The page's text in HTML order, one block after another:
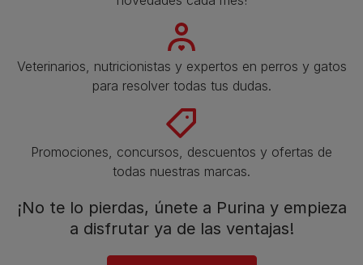
Veterinarios, nutricionistas y expertos en perros y gatos
para resolver todas tus dudas.​
Promociones, concursos, descuentos y ofertas de
todas nuestras marcas.​
¡No te lo pierdas, únete a Purina y empieza
a disfrutar ya de las ventajas!​